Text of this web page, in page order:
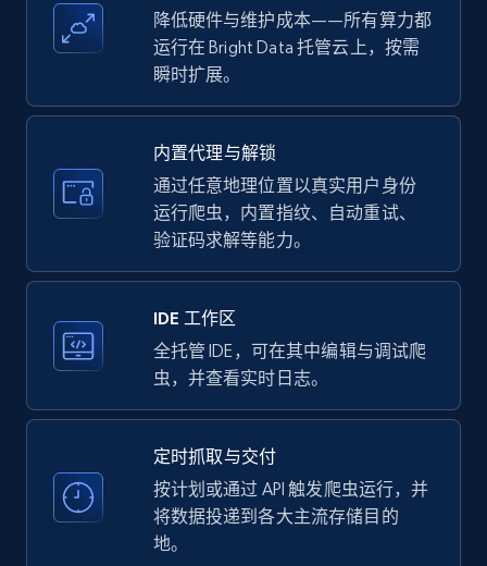
35.3K+ 5.7K+ 注册使用
LinkedIn company information
ID, Name, Country code, Locations, Followers,
Employees in linkedin, About, Specialties, and
more.
Instagram - Profiles
business account, Is professional account, Is
verified, and more.
22.4K+ 3.5K+ 注册使用
降低硬件与维护成本——所有算力都
运行在 Bright Data 托管云上，按需
瞬时扩展。
内置代理与解锁
通过任意地理位置以真实用户身份
运行爬虫，内置指纹、自动重试、
验证码求解等能力。
IDE 工作区
全托管 IDE，可在其中编辑与调试爬
虫，并查看实时日志。
定时抓取与交付
按计划或通过 API 触发爬虫运行，并
将数据投递到各大主流存储目的
地。